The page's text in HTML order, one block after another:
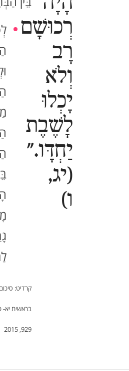
רְכוּשָׁם
רָב
וְלֹא
יָכְלוּ
לָשֶׁבֶת
יַחְדָּו."
(יג,
ו)
קרדיט:
בראשית יא-
929, 2015